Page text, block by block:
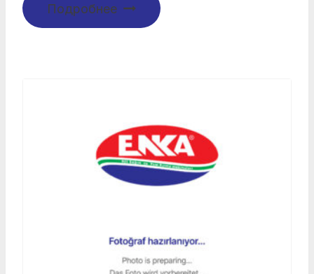
Подробнее